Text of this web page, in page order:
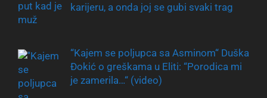
karijeru, a onda joj se gubi svaki trag
“Kajem se poljupca sa Asminom“ Duška
Đokić o greškama u Eliti: “Porodica mi
je zamerila…“ (video)